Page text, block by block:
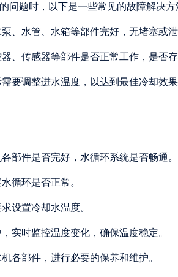
问题时，以下是一些常见的故障解决方
、水管、水箱等部件完好，无堵塞或泄
、传感器等部件是否正常工作，是否存
要调整进水温度，以达到最佳冷却效果
部件是否完好，水循环系统是否畅通。
循环是否正常。
设置冷却水温度。
实时监控温度变化，确保温度稳定。
各部件，进行必要的保养和维护。